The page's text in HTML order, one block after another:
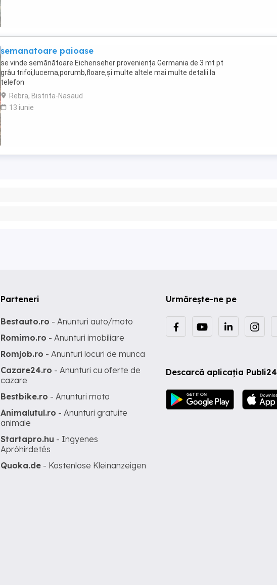
semanatoare paioase
se vinde semănătoare Eichenseher proveniența Germania de 3 mt pt
grâu trifoi,lucerna,porumb,floare,și multe altele mai multe detalii la
telefon
Rebra, Bistrita-Nasaud
13 iunie
Urmărește-ne pe
Descarcă aplicația Publi24
Parteneri
Bestauto.ro - Anunturi auto/moto
Romimo.ro - Anunturi imobiliare
Romjob.ro - Anunturi locuri de munca
Cazare24.ro - Anunturi cu oferte de
cazare
Bestbike.ro - Anunturi moto
Animalutul.ro - Anunturi gratuite
animale
Startapro.hu - Ingyenes
Apróhirdetés
Quoka.de - Kostenlose Kleinanzeigen